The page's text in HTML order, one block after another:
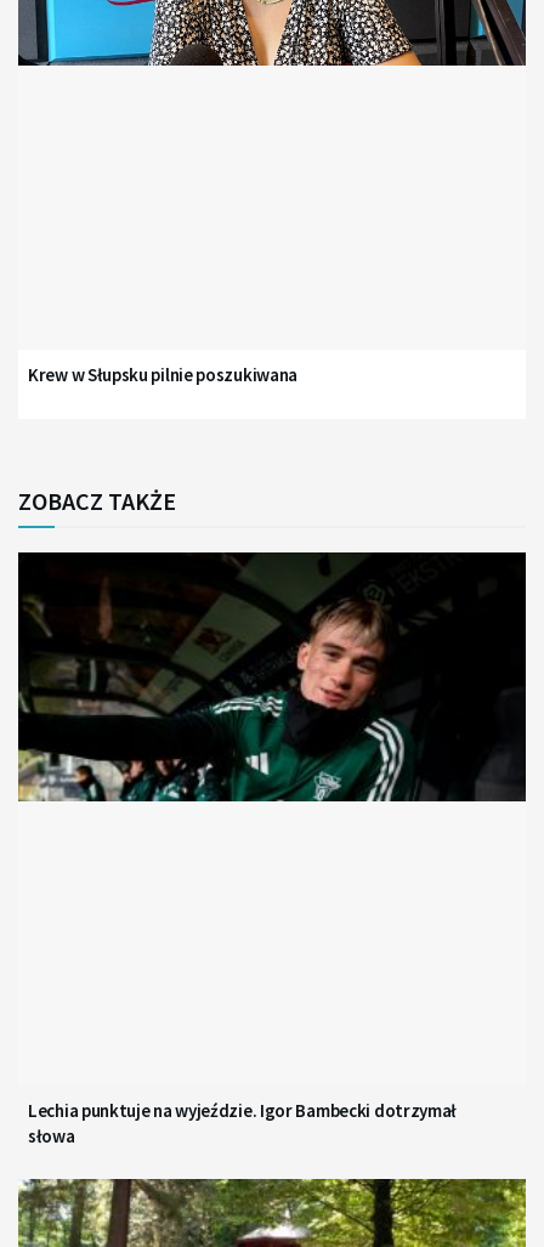
Krew w Słupsku pilnie poszukiwana
ZOBACZ TAKŻE
Lechia punktuje na wyjeździe. Igor Bambecki dotrzymał
słowa